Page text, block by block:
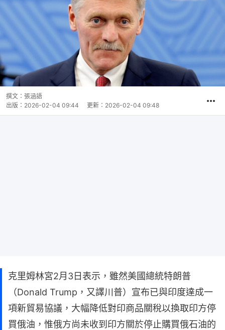
撰文： 張涵語
出版： 2026-02-04 09:44 更新： 2026-02-04 09:48
克里姆林宮2月3日表示，雖然美國總統特朗普
（Donald Trump，又譯川普）宣布已與印度達成一
項新貿易協議，大幅降低對印商品關稅以換取印方停
買俄油，惟俄方尚未收到印方關於停止購買俄石油的